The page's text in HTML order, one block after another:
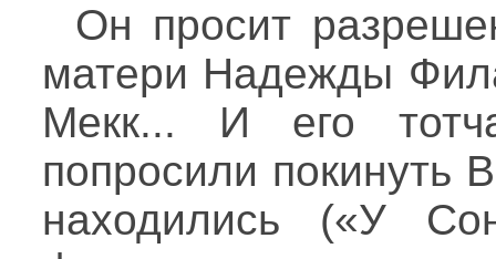
Он просит
матери Надежды
Мекк... И его
попросили покинуть
находились («У